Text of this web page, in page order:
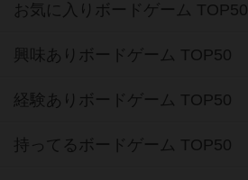
お気に入りボードゲーム TOP50
興味ありボードゲーム TOP50
経験ありボードゲーム TOP50
持ってるボードゲーム TOP50